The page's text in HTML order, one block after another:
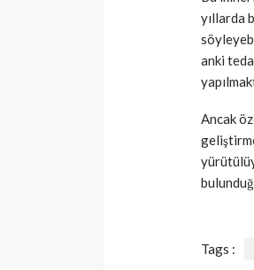
yıllarda
anki
Ancak
Tags :